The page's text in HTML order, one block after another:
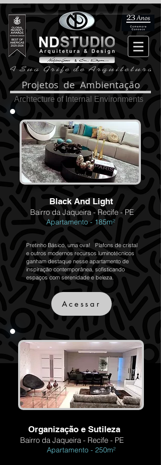
Projetos de Ambientação
Archtecture of Internal Environments
Black And Light
Bairro da Jaqueira - Recife - PE
Apartamento - 185m²
Pretinho Básico, uma ova! Plafons de cristal
e outros modernos recursos luminotécnicos
ganham destaque nesse apartamento de
inspiração contemporânea, sofisticando
espaços com serenidade e beleza.
Acessar
Organização e Sutileza
Bairro da Jaqueira - Recife - PE
Apartamento - 250m²